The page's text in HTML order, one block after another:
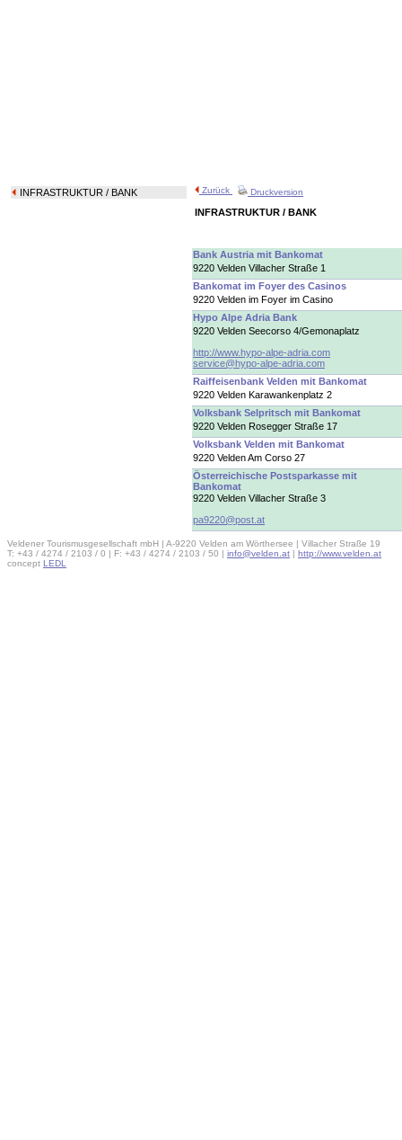
INFRASTRUKTUR / BANK Zurück Druckversion
INFRASTRUKTUR / BANK
Bank Austria mit Bankomat
9220 Velden Villacher Straße 1
Bankomat im Foyer des Casinos
9220 Velden im Foyer im Casino
Hypo Alpe Adria Bank
9220 Velden Seecorso 4/Gemonaplatz
http://www.hypo-alpe-adria.com
service@hypo-alpe-adria.com
Raiffeisenbank Velden mit Bankomat
9220 Velden Karawankenplatz 2
Volksbank Selpritsch mit Bankomat
9220 Velden Rosegger Straße 17
Volksbank Velden mit Bankomat
9220 Velden Am Corso 27
Österreichische Postsparkasse mit
Bankomat
9220 Velden Villacher Straße 3
pa9220@post.at
Veldener Tourismusgesellschaft mbH | A-9220 Velden am Wörthersee | Villacher Straße 19
T: +43 / 4274 / 2103 / 0 | F: +43 / 4274 / 2103 / 50 | info@velden.at | http://www.velden.at
concept LEDL